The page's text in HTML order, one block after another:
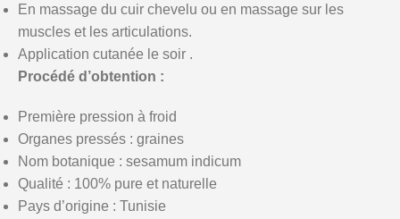
En massage du cuir chevelu ou en massage sur les
muscles et les articulations.
Application cutanée le soir .
Procédé d’obtention :
Première pression à froid
Organes pressés : graines
Nom botanique : sesamum indicum
Qualité : 100% pure et naturelle
Pays d’origine : Tunisie